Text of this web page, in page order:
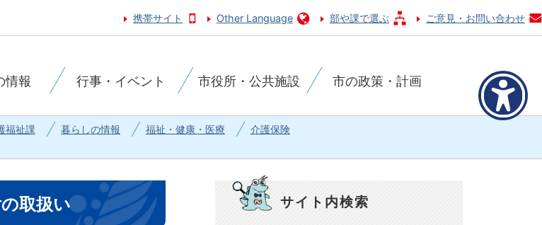
携帯サイト Other Language 部や課で選ぶ ご意見・お問い合わせ
情報 行事・イベント 市役所・公共施設 市の政策・計画
福祉課 暮らしの情報 福祉・健康・医療
介護保険
取扱い サイト内検索